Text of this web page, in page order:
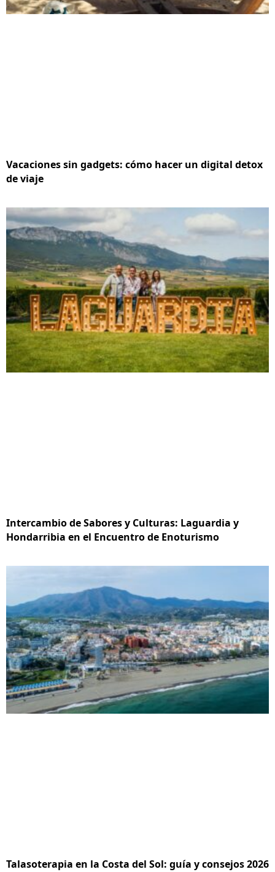
Vacaciones sin gadgets: cómo hacer un digital detox
de viaje
Intercambio de Sabores y Culturas: Laguardia y
Hondarribia en el Encuentro de Enoturismo
Talasoterapia en la Costa del Sol: guía y consejos 2026